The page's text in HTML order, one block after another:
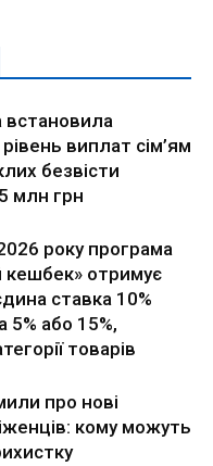
встановила
виплат сім’ям
безвісти
млн грн
року програма
кешбек» отримує
ставка 10%
5% або 15%,
товарів
про нові
кому можуть